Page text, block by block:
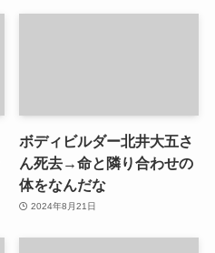
ボディビルダー北井大五さ
ん死去→命と隣り合わせの
体をなんだな
2024年8月21日